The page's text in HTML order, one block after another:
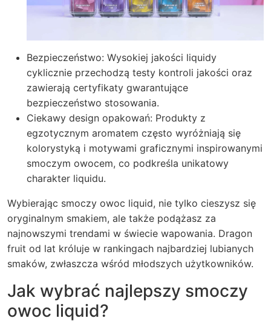
Bezpieczeństwo: Wysokiej jakości liquidy
cyklicznie przechodzą testy kontroli jakości oraz
zawierają certyfikaty gwarantujące
bezpieczeństwo stosowania.
Ciekawy design opakowań: Produkty z
egzotycznym aromatem często wyróżniają się
kolorystyką i motywami graficznymi inspirowanymi
smoczym owocem, co podkreśla unikatowy
charakter liquidu.
Wybierając smoczy owoc liquid, nie tylko cieszysz się
oryginalnym smakiem, ale także podążasz za
najnowszymi trendami w świecie wapowania. Dragon
fruit od lat króluje w rankingach najbardziej lubianych
smaków, zwłaszcza wśród młodszych użytkowników.
Jak wybrać najlepszy smoczy
owoc liquid?